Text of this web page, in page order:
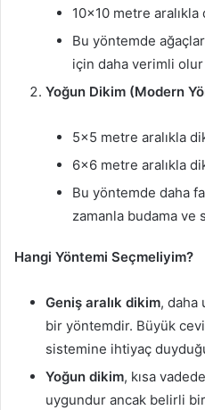
10×10 metre
Bu yöntemde
için daha verimli
Yoğun Dikim (Modern
5×5 metre aralıkla
6×6 metre aralıkla
Bu yöntemde daha
zamanla budama
Hangi Yöntemi Seçmeliyim?
Geniş aralık dikim, daha
bir yöntemdir. Büyük
sistemine ihtiyaç
Yoğun dikim, kısa
uygundur ancak belirli